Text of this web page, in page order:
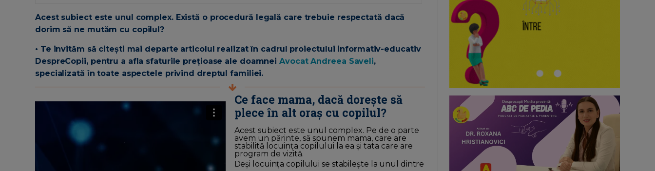
Acest subiect este unul complex. Există o procedură legală care trebuie respectată dacă
dorim să ne mutăm cu copilul?
• Te invităm să citești mai departe articolul realizat în cadrul proiectului informativ-educativ
DespreCopii, pentru a afla sfaturile prețioase ale doamnei Avocat Andreea Saveli,
specializată în toate aspectele privind dreptul familiei.
Ce face mama, dacă dorește să
plece în alt oraș cu copilul?
Acest subiect este unul complex. Pe de o parte
avem un părinte, să spunem mama, care are
stabilită locuința copilului la ea și tata care are
program de vizită.
Deși locuința copilului se stabilește la unul dintre